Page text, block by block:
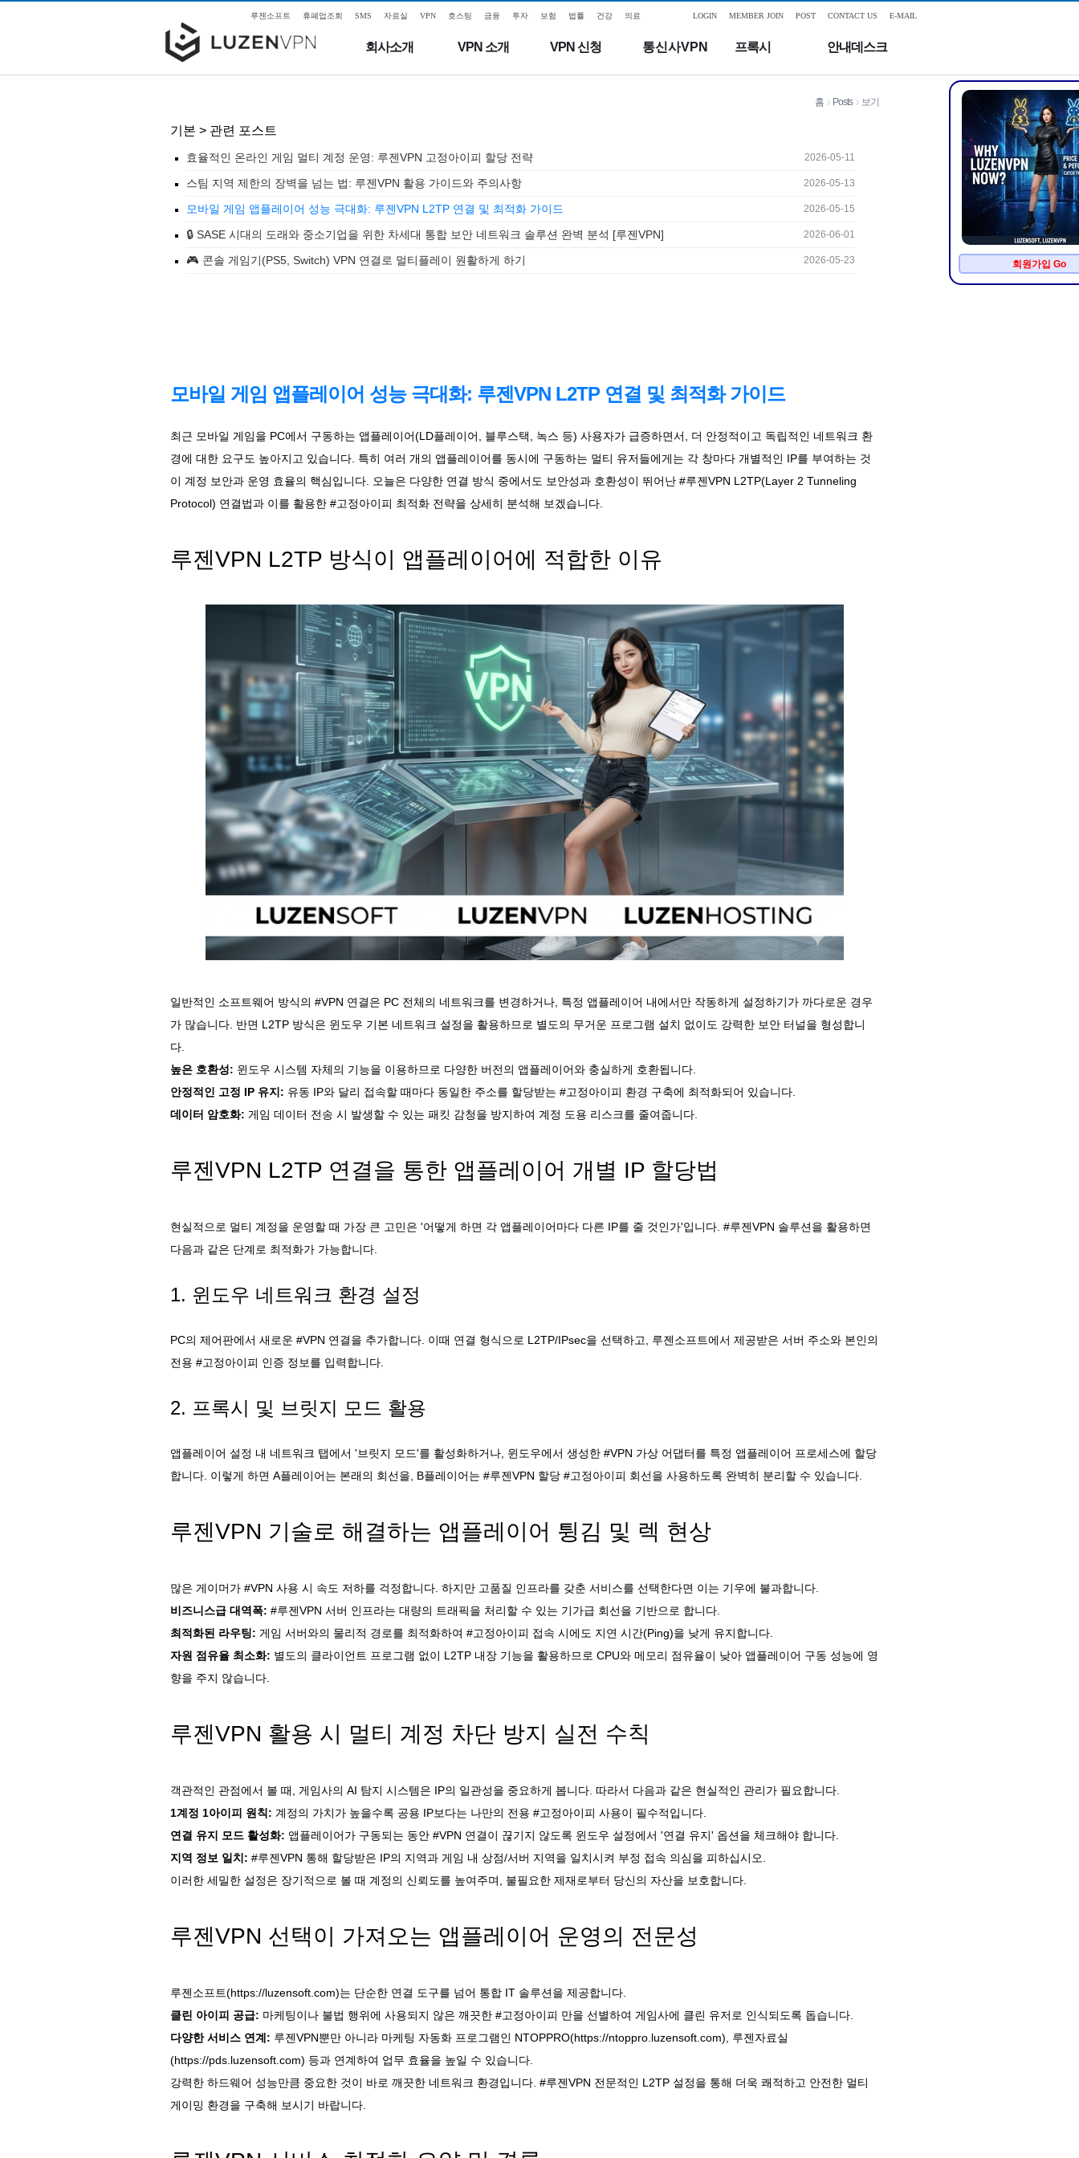
회원가입 Go
루젠소프트 휴폐업조회 SMS 자료실 VPN 호스팅 금융 투자 보험 법률 건강 의료 LOGIN MEMBER JOIN POST CONTACT US E-MAIL
회사소개 VPN 소개 VPN 신청 통신사VPN 프록시 안내데스크
홈 Posts 보기
기본 > 관련 포스트
효율적인 온라인 게임 멀티 계정 운영: 루젠VPN 고정아이피 할당 전략 2026-05-11
스팀 지역 제한의 장벽을 넘는 법: 루젠VPN 활용 가이드와 주의사항 2026-05-13
모바일 게임 앱플레이어 성능 극대화: 루젠VPN L2TP 연결 및 최적화 가이드 2026-05-15
🔒 SASE 시대의 도래와 중소기업을 위한 차세대 통합 보안 네트워크 솔루션 완벽 분석 [루젠VPN] 2026-06-01
🎮 콘솔 게임기(PS5, Switch) VPN 연결로 멀티플레이 원활하게 하기 2026-05-23
모바일 게임 앱플레이어 성능 극대화: 루젠VPN L2TP 연결 및 최적화 가이드
최근 모바일 게임을 PC에서 구동하는 앱플레이어(LD플레이어, 블루스택, 녹스 등) 사용자가 급증하면서, 더 안정적이고 독립적인 네트워크 환
경에 대한 요구도 높아지고 있습니다. 특히 여러 개의 앱플레이어를 동시에 구동하는 멀티 유저들에게는 각 창마다 개별적인 IP를 부여하는 것
이 계정 보안과 운영 효율의 핵심입니다. 오늘은 다양한 연결 방식 중에서도 보안성과 호환성이 뛰어난 #루젠VPN L2TP(Layer 2 Tunneling
Protocol) 연결법과 이를 활용한 #고정아이피 최적화 전략을 상세히 분석해 보겠습니다.
루젠VPN L2TP 방식이 앱플레이어에 적합한 이유
일반적인 소프트웨어 방식의 #VPN 연결은 PC 전체의 네트워크를 변경하거나, 특정 앱플레이어 내에서만 작동하게 설정하기가 까다로운 경우
가 많습니다. 반면 L2TP 방식은 윈도우 기본 네트워크 설정을 활용하므로 별도의 무거운 프로그램 설치 없이도 강력한 보안 터널을 형성합니
다.
높은 호환성: 윈도우 시스템 자체의 기능을 이용하므로 다양한 버전의 앱플레이어와 충실하게 호환됩니다.
안정적인 고정 IP 유지: 유동 IP와 달리 접속할 때마다 동일한 주소를 할당받는 #고정아이피 환경 구축에 최적화되어 있습니다.
데이터 암호화: 게임 데이터 전송 시 발생할 수 있는 패킷 감청을 방지하여 계정 도용 리스크를 줄여줍니다.
루젠VPN L2TP 연결을 통한 앱플레이어 개별 IP 할당법
현실적으로 멀티 계정을 운영할 때 가장 큰 고민은 '어떻게 하면 각 앱플레이어마다 다른 IP를 줄 것인가'입니다. #루젠VPN 솔루션을 활용하면
다음과 같은 단계로 최적화가 가능합니다.
1. 윈도우 네트워크 환경 설정
PC의 제어판에서 새로운 #VPN 연결을 추가합니다. 이때 연결 형식으로 L2TP/IPsec을 선택하고, 루젠소프트에서 제공받은 서버 주소와 본인의
전용 #고정아이피 인증 정보를 입력합니다.
2. 프록시 및 브릿지 모드 활용
앱플레이어 설정 내 네트워크 탭에서 '브릿지 모드'를 활성화하거나, 윈도우에서 생성한 #VPN 가상 어댑터를 특정 앱플레이어 프로세스에 할당
합니다. 이렇게 하면 A플레이어는 본래의 회선을, B플레이어는 #루젠VPN 할당 #고정아이피 회선을 사용하도록 완벽히 분리할 수 있습니다.
루젠VPN 기술로 해결하는 앱플레이어 튕김 및 렉 현상
많은 게이머가 #VPN 사용 시 속도 저하를 걱정합니다. 하지만 고품질 인프라를 갖춘 서비스를 선택한다면 이는 기우에 불과합니다.
비즈니스급 대역폭: #루젠VPN 서버 인프라는 대량의 트래픽을 처리할 수 있는 기가급 회선을 기반으로 합니다.
최적화된 라우팅: 게임 서버와의 물리적 경로를 최적화하여 #고정아이피 접속 시에도 지연 시간(Ping)을 낮게 유지합니다.
자원 점유율 최소화: 별도의 클라이언트 프로그램 없이 L2TP 내장 기능을 활용하므로 CPU와 메모리 점유율이 낮아 앱플레이어 구동 성능에 영
향을 주지 않습니다.
루젠VPN 활용 시 멀티 계정 차단 방지 실전 수칙
객관적인 관점에서 볼 때, 게임사의 AI 탐지 시스템은 IP의 일관성을 중요하게 봅니다. 따라서 다음과 같은 현실적인 관리가 필요합니다.
1계정 1아이피 원칙: 계정의 가치가 높을수록 공용 IP보다는 나만의 전용 #고정아이피 사용이 필수적입니다.
연결 유지 모드 활성화: 앱플레이어가 구동되는 동안 #VPN 연결이 끊기지 않도록 윈도우 설정에서 '연결 유지' 옵션을 체크해야 합니다.
지역 정보 일치: #루젠VPN 통해 할당받은 IP의 지역과 게임 내 상점/서버 지역을 일치시켜 부정 접속 의심을 피하십시오.
이러한 세밀한 설정은 장기적으로 볼 때 계정의 신뢰도를 높여주며, 불필요한 제재로부터 당신의 자산을 보호합니다.
루젠VPN 선택이 가져오는 앱플레이어 운영의 전문성
루젠소프트(https://luzensoft.com)는 단순한 연결 도구를 넘어 통합 IT 솔루션을 제공합니다.
클린 아이피 공급: 마케팅이나 불법 행위에 사용되지 않은 깨끗한 #고정아이피 만을 선별하여 게임사에 클린 유저로 인식되도록 돕습니다.
다양한 서비스 연계: 루젠VPN뿐만 아니라 마케팅 자동화 프로그램인 NTOPPRO(https://ntoppro.luzensoft.com), 루젠자료실
(https://pds.luzensoft.com) 등과 연계하여 업무 효율을 높일 수 있습니다.
강력한 하드웨어 성능만큼 중요한 것이 바로 깨끗한 네트워크 환경입니다. #루젠VPN 전문적인 L2TP 설정을 통해 더욱 쾌적하고 안전한 멀티
게이밍 환경을 구축해 보시기 바랍니다.